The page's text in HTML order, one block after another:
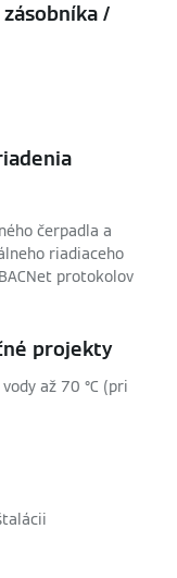
/
čerpadla a
riadiaceho
protokolov
projekty
až 70 °C (pri